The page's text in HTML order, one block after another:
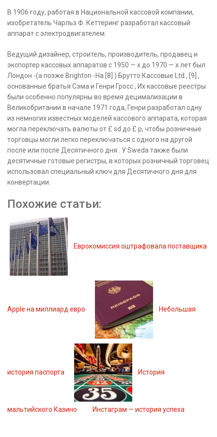
В 1906 году, работая в Национальной кассовой компании,
изобретатель Чарльз Ф. Кеттеринг разработал кассовый
аппарат с электродвигателем.
Ведущий дизайнер, строитель, производитель, продавец и
экспортер кассовых аппаратов с 1950 — х до 1970 — х лет был
Лондон -(а позже Brighton -На [8] ) Брутто Кассовые Ltd., [9] ,
основанные братья Сэма и Генри Гросс , Их кассовые реестры
были особенно популярны во время децимализации в
Великобритании в начале 1971 года, Генри разработал одну
из немногих известных моделей кассового аппарата, которая
могла переключать валюты от £ sd до £ p, чтобы розничные
торговцы могли легко переключаться с одного на другой
после или после Десятичного дня . У Sweda также были
десятичные готовые регистры, в которых розничный торговец
использовал специальный ключ для Десятичного дня для
конвертации.
Похожие статьи:
Еврокомиссия оштрафовала поставщика
Apple на миллиард евро Небольшая
история паспорта История
мальтийского Казино Инстаграм — история успеха